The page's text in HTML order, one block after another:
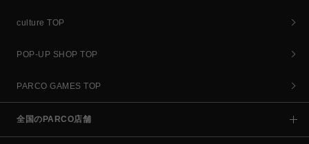
culture TOP
POP-UP SHOP TOP
PARCO GAMES TOP
全国のPARCO店舗